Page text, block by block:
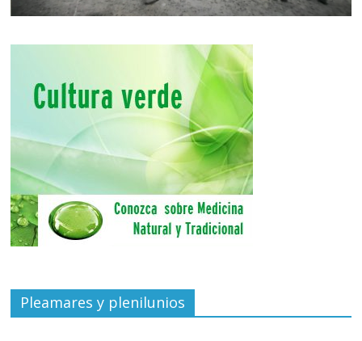
Pleamares y plenilunios